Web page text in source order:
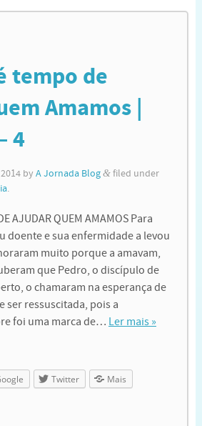
tempo de
Amamos |
4
by A Jornada Blog &filed under
.
AJUDAR QUEM AMAMOS Para
doente e sua enfermidade a levou
muito porque a amavam,
que Pedro, o discípulo de
o chamaram na esperança de
ser ressuscitada, pois a
foi uma marca de… Ler mais »
Twitter Mais